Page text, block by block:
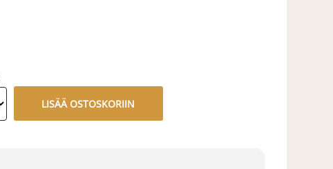
LISÄÄ OSTOSKORIIN